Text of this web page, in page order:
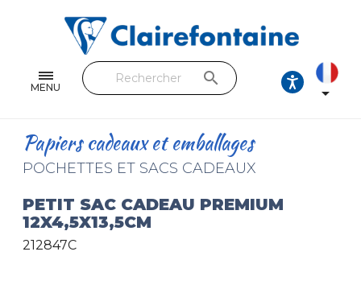
MENU
Feuilles & Copies
Beaux-arts & Dessin
Loisirs créatifs
Cuir & trousses
search

Papiers cadeaux et emballages
POCHETTES ET SACS CADEAUX
PETIT SAC CADEAU PREMIUM
12X4,5X13,5CM
212847C